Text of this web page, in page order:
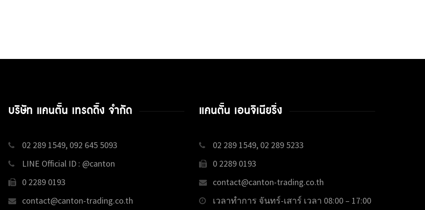
บริษัท แคนตั้น เทรดดิ้ง จำกัด
02 289 1549, 092 645 5093
LINE Official ID : @canton
0 2289 0193
contact@canton-trading.co.th
แคนตั้น เอนจิเนียริ่ง
02 289 1549, 02 289 5233
0 2289 0193
contact@canton-trading.co.th
เวลาทำการ จันทร์-เสาร์ เวลา 08:00 – 17:00